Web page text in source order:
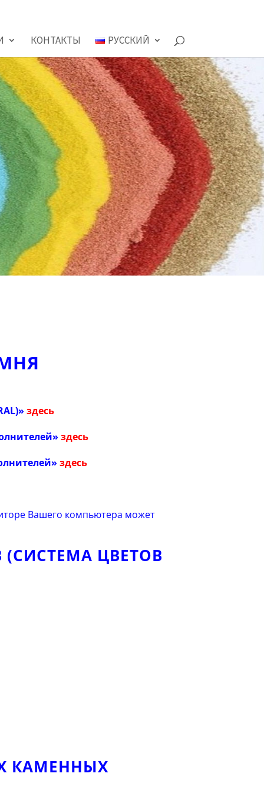
КОНТАКТЫ РУССКИЙ
здесь
здесь
здесь
Вашего компьютера может
ЦВЕТОВ
КАМЕННЫХ